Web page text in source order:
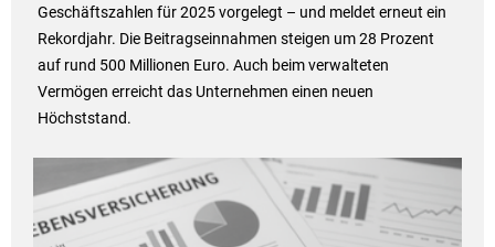
Geschäftszahlen für 2025 vorgelegt – und meldet erneut ein
Rekordjahr. Die Beitragseinnahmen steigen um 28 Prozent
auf rund 500 Millionen Euro. Auch beim verwalteten
Vermögen erreicht das Unternehmen einen neuen
Höchststand.